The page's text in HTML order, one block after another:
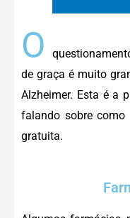
O
de graça é muito
Alzheimer. Esta é a
falando sobre como
gratuita.